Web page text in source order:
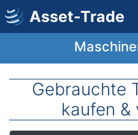
Direkt
zum
Inhalt
Asset-Trade
Gebrauchte
kaufen &